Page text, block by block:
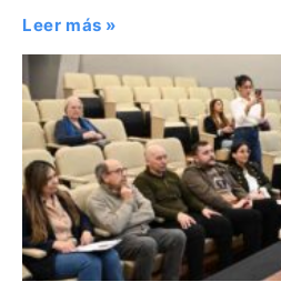
Leer más »